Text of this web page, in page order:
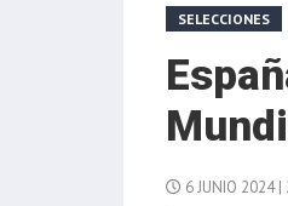
SELECCIONES
6 JUNIO 2024